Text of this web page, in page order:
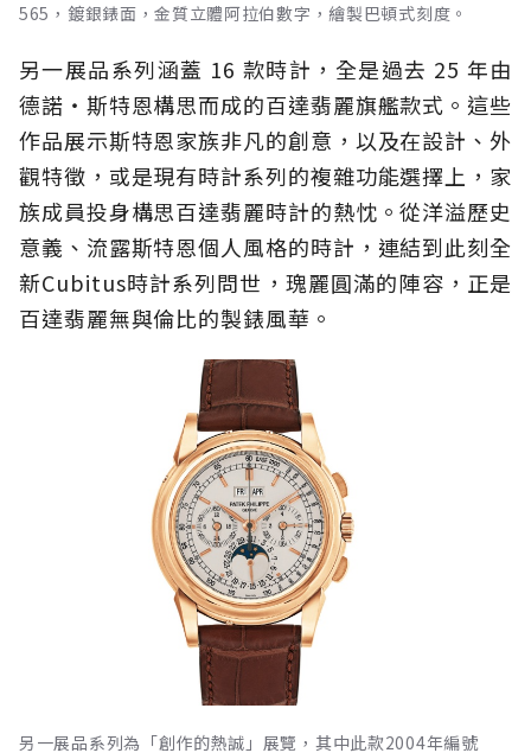
565，鍍銀錶面，金質立體阿拉伯數字，繪製巴頓式刻度。
另一展品系列涵蓋 16 款時計，全是過去 25 年由
德諾‧斯特恩構思而成的百達翡麗旗艦款式。這些
作品展示斯特恩家族非凡的創意，以及在設計、外
觀特徵，或是現有時計系列的複雜功能選擇上，家
族成員投身構思百達翡麗時計的熱忱。從洋溢歷史
意義、流露斯特恩個人風格的時計，連結到此刻全
新Cubitus時計系列問世，瑰麗圓滿的陣容，正是
百達翡麗無與倫比的製錶風華。
另一展品系列為「創作的熱誠」展覽，其中此款2004年編號